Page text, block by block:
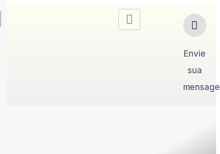
Envie
sua